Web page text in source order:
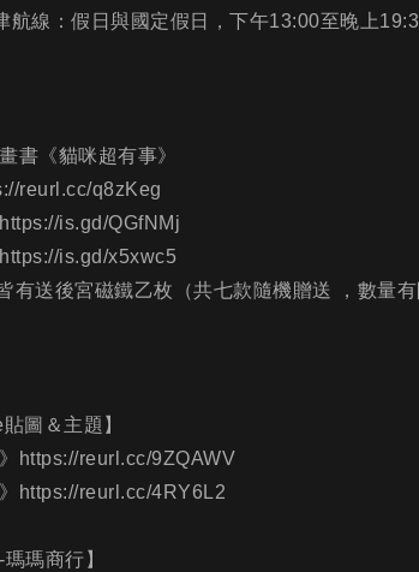
航線：假日與國定假日，下午13:00至晚上
書《貓咪超有事》
reurl.cc/q8zKeg
is.gd/QGfNMj
is.gd/x5xwc5
有送後宮磁鐵乙枚（共七款隨機贈送 ，數量有
圖＆主題】
》https://reurl.cc/9ZQAWV
》https://reurl.cc/4RY6L2
瑪瑪商行】